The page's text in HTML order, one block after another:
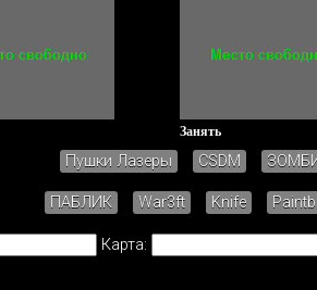
Занять
Пушки Лазеры CSDM
ПАБЛИК War3ft Knife
Карта: